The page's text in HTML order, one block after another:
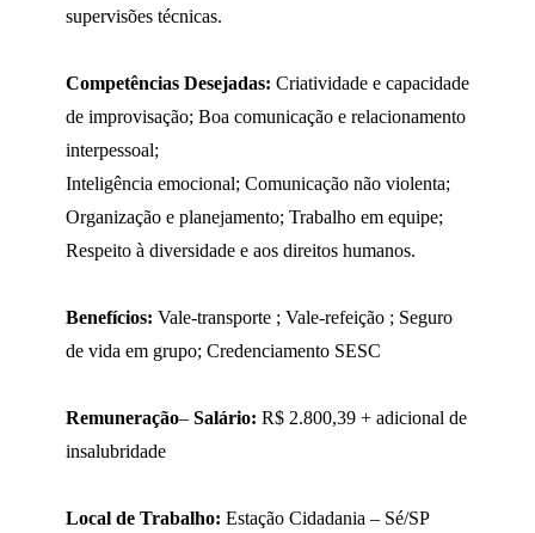
supervisões técnicas.
Competências Desejadas: Criatividade e capacidade
de improvisação; Boa comunicação e relacionamento
interpessoal;
Inteligência emocional; Comunicação não violenta;
Organização e planejamento; Trabalho em equipe;
Respeito à diversidade e aos direitos humanos.
Benefícios: Vale-transporte ; Vale-refeição ; Seguro
de vida em grupo; Credenciamento SESC
Remuneração– Salário: R$ 2.800,39 + adicional de
insalubridade
Local de Trabalho: Estação Cidadania – Sé/SP